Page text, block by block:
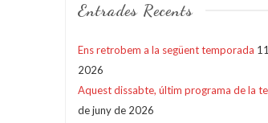
Entrades Recents
Ens retrobem a la següent temporada
2026
Aquest dissabte, últim programa de la
de juny de 2026